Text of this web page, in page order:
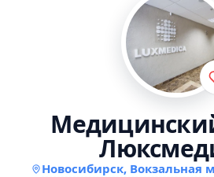
Новосибирск, Вокзальная